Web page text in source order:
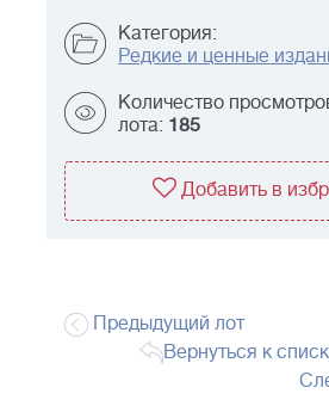
Категория:
Редкие и ценные
Количество
лота: 185
Добавить в
Предыдущий лот
Вернуться к